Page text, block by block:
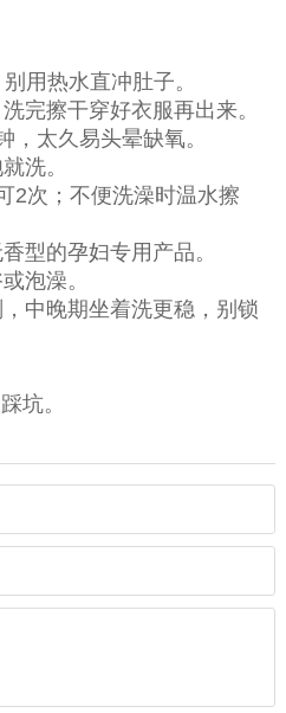
用热水直冲肚子。
完擦干穿好衣服再出来。
，太久易头晕缺氧。
洗。
2次；不便洗澡时温水擦
型的孕妇专用产品。
泡澡。
，中晚期坐着洗更稳，别锁
坑。